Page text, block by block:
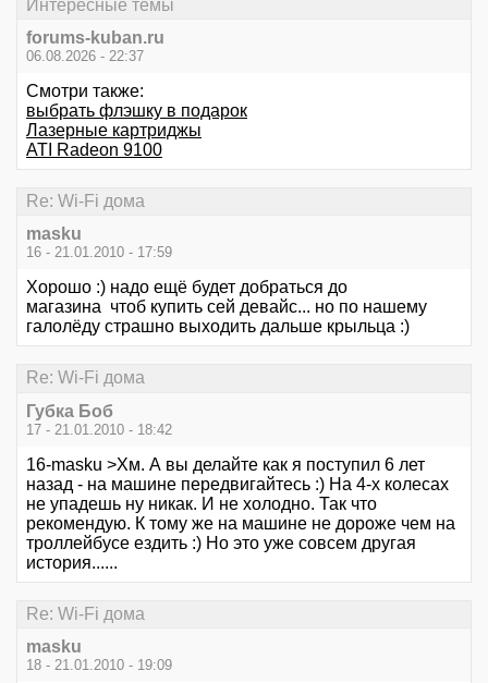
Интересные темы
forums-kuban.ru
06.08.2026 - 22:37
Смотри также:
выбрать флэшку в подарок
Лазерные картриджы
ATI Radeon 9100
Re: Wi-Fi дома
masku
16 - 21.01.2010 - 17:59
Хорошо :) надо ещё будет добраться до
магазина чтоб купить сей девайс... но по нашему
галолёду страшно выходить дальше крыльца :)
Re: Wi-Fi дома
Губка Боб
17 - 21.01.2010 - 18:42
16-masku >Хм. А вы делайте как я поступил 6 лет
назад - на машине передвигайтесь :) На 4-х колесах
не упадешь ну никак. И не холодно. Так что
рекомендую. К тому же на машине не дороже чем на
троллейбусе ездить :) Но это уже совсем другая
история......
Re: Wi-Fi дома
masku
18 - 21.01.2010 - 19:09